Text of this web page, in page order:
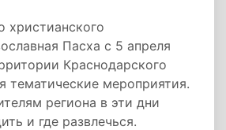
христианского
Пасха с 5 апреля
Краснодарского
тематические мероприятия.
региона в эти дни
и где развлечься.